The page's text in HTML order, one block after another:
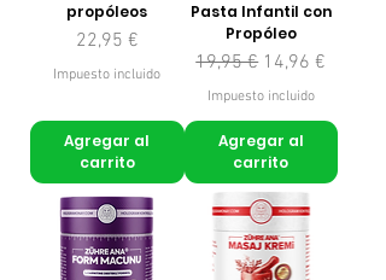
propóleos
Precio
22,95 €
Impuesto incluido
Agregar al
carrito
Pasta Infantil con
Propóleo
Precio
19,95 € Precio de oferta
14,96 €
Impuesto incluido
Agregar al
carrito